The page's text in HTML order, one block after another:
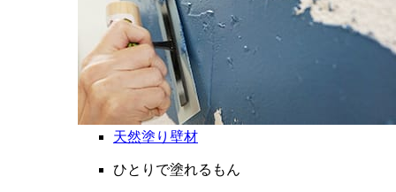
天然塗り壁材
ひとりで塗れるもん